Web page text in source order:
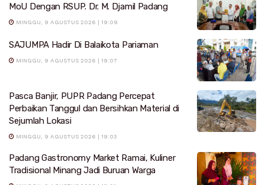
MoU Dengan RSUP. Dr. M. Djamil Padang
MINGGU, 9 AGUSTUS 2026 | 19:09
SAJUMPA Hadir Di Balaikota Pariaman
MINGGU, 9 AGUSTUS 2026 | 19:07
Pasca Banjir, PUPR Padang Percepat
Perbaikan Tanggul dan Bersihkan Material di
Sejumlah Lokasi
MINGGU, 9 AGUSTUS 2026 | 19:03
Padang Gastronomy Market Ramai, Kuliner
Tradisional Minang Jadi Buruan Warga